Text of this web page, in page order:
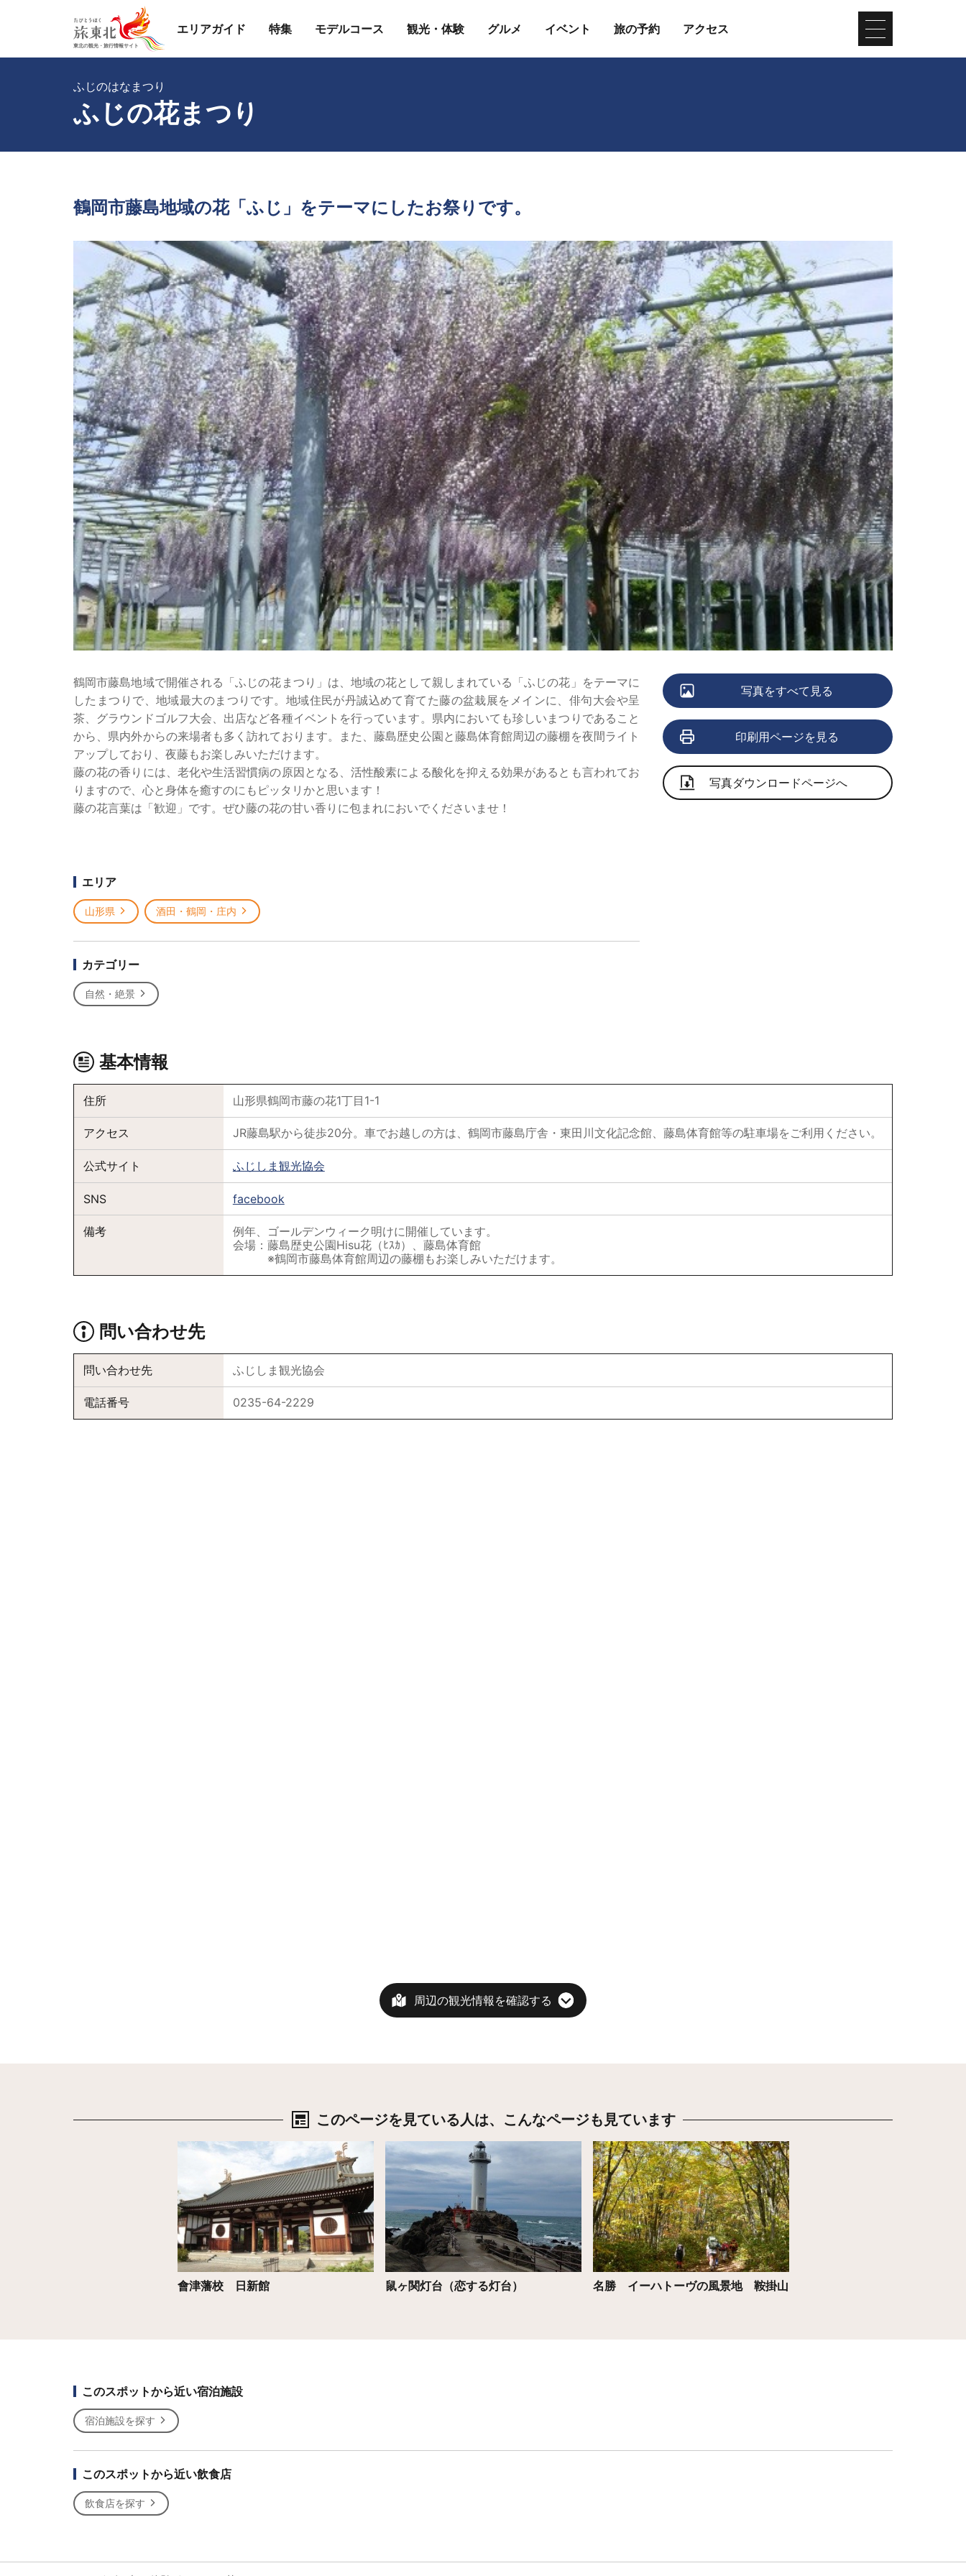
エリアガイド 特集 モデルコース 観光・体験 グルメ イベント 旅の予約 アクセス
ふじの花まつり
ふじのはなまつり
鶴岡市藤島地域の花「ふじ」をテーマにしたお祭りです。
鶴岡市藤島地域で開催される「ふじの花まつり」は、地域の花として親しまれている「ふじの花」をテーマに
したまつりで、地域最大のまつりです。地域住民が丹誠込めて育てた藤の盆栽展をメインに、俳句大会や呈
茶、グラウンドゴルフ大会、出店など各種イベントを行っています。県内においても珍しいまつりであること
から、県内外からの来場者も多く訪れております。また、藤島歴史公園と藤島体育館周辺の藤棚を夜間ライト
アップしており、夜藤もお楽しみいただけます。
藤の花の香りには、老化や生活習慣病の原因となる、活性酸素による酸化を抑える効果があるとも言われてお
りますので、心と身体を癒すのにもピッタリかと思います！
藤の花言葉は「歓迎」です。ぜひ藤の花の甘い香りに包まれにおいでくださいませ！
エリア
山形県 酒田・鶴岡・庄内
カテゴリー
自然・絶景
写真をすべて見る
印刷用ページを見る
写真ダウンロードページへ
基本情報
住所 山形県鶴岡市藤の花1丁目1-1
アクセス JR藤島駅から徒歩20分。車でお越しの方は、鶴岡市藤島庁舎・東田川文化記念館、藤島体育館等の駐車場をご利用ください。
公式サイト ふじしま観光協会
SNS facebook
備考
例年、ゴールデンウィーク明けに開催しています。
会場：藤島歴史公園Hisu花（ﾋｽｶ）、藤島体育館
※鶴岡市藤島体育館周辺の藤棚もお楽しみいただけます。
問い合わせ先
問い合わせ先 ふじしま観光協会
電話番号 0235-64-2229
周辺の観光情報を確認する
このページを見ている人は、 こんなページも見ています
會津藩校 日新館
詳細はこちら
鼠ヶ関灯台（恋する灯台）
詳細はこちら
名勝 イーハトーヴの風景地 鞍掛山
詳細はこちら
このスポットから近い宿泊施設
宿泊施設を探す
このスポットから近い飲食店
飲食店を探す